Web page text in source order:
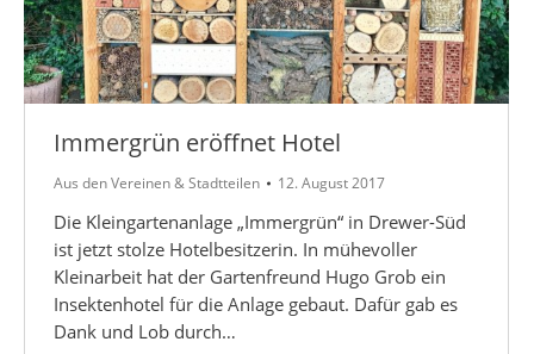
Immergrün eröffnet Hotel
Aus den Vereinen & Stadtteilen 12. August 2017
Die Kleingartenanlage „Immergrün“ in Drewer-Süd
ist jetzt stolze Hotelbesitzerin. In mühevoller
Kleinarbeit hat der Gartenfreund Hugo Grob ein
Insektenhotel für die Anlage gebaut. Dafür gab es
Dank und Lob durch…